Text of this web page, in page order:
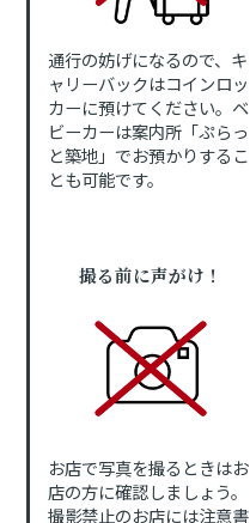
通行の妨げになるので、キ
ャリーバックはコインロッ
カーに預けてください。ベ
ビーカーは案内所「ぷらっ
と築地」でお預かりするこ
とも可能です。
撮る前に声がけ！
お店で写真を撮るときはお
店の方に確認しましょう。
撮影禁止のお店には注意書